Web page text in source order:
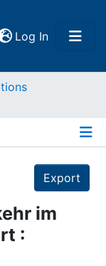
Log In(current)
Export
im
: